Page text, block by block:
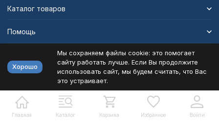
Главная Каталог Корзина Избранное Войти
Каталог товаров
Помощь
Политика персональных данных
Разработано в bodysite.ru
Хорошо
Мы сохраняем файлы cookie: это помогает
сайту работать лучше. Если Вы продолжите
использовать сайт, мы будем считать, что Вас
это устраивает.